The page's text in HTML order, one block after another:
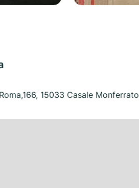
15033 Casale Monferrato